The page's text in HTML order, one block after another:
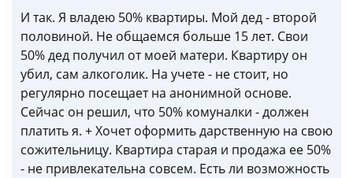
И так. Я владею 50% квартиры. Мой дед - второй
половиной. Не общаемся больше 15 лет. Свои
50% дед получил от моей матери. Квартиру он
убил, сам алкоголик. На учете - не стоит, но
регулярно посещает на анонимной основе.
Сейчас он решил, что 50% комуналки - должен
платить я. + Хочет оформить дарственную на свою
сожительницу. Квартира старая и продажа ее 50%
- не привлекательна совсем. Есть ли возможность